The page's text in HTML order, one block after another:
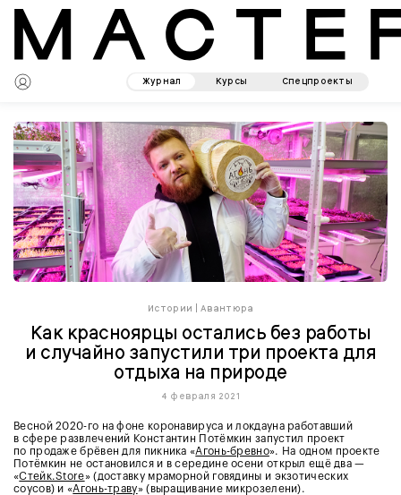
Журнал Курсы Спецпроекты
Истории |Авантюра
Как красноярцы остались без работы
и случайно запустили три проекта для
отдыха на природе
4 февраля 2021
Весной 2020-го на фоне коронавируса и локдауна работавший
в сфере развлечений Константин Потёмкин запустил проект
по продаже брёвен для пикника «Агонь-бревно». На одном проекте
Потёмкин не остановился и в середине осени открыл ещё два —
«Стейк.Store» (доставку мраморной говядины и экзотических
соусов) и «Агонь-траву» (выращивание микрозелени).